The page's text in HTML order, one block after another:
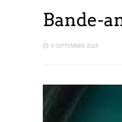
Bande-
9 SEPTEMBRE 2025